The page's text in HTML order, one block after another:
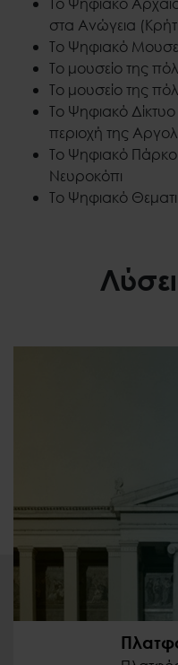
στα Ανώγεια
Το Ψηφιακό
Το μουσείο της
Το μουσείο της
Το Ψηφιακό
περιοχή της
Το Ψηφιακό Πάρκο
Νευροκόπι
Το Ψηφιακό